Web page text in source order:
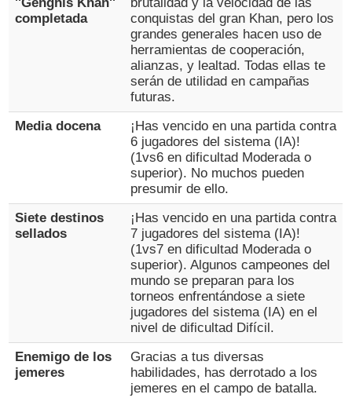
completada
conquistas del gran Khan, pero los
grandes generales hacen uso de
herramientas de cooperación,
alianzas, y lealtad. Todas ellas te
serán de utilidad en campañas
futuras.
Media docena
¡Has vencido en una partida contra
6 jugadores del sistema (IA)!
(1vs6 en dificultad Moderada o
superior). No muchos pueden
presumir de ello.
Siete destinos
sellados
¡Has vencido en una partida contra
7 jugadores del sistema (IA)!
(1vs7 en dificultad Moderada o
superior). Algunos campeones del
mundo se preparan para los
torneos enfrentándose a siete
jugadores del sistema (IA) en el
nivel de dificultad Difícil.
Enemigo de los
jemeres
Gracias a tus diversas
habilidades, has derrotado a los
jemeres en el campo de batalla.